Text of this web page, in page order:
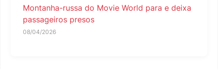
Montanha-russa do Movie World para e deixa
passageiros presos
08/04/2026